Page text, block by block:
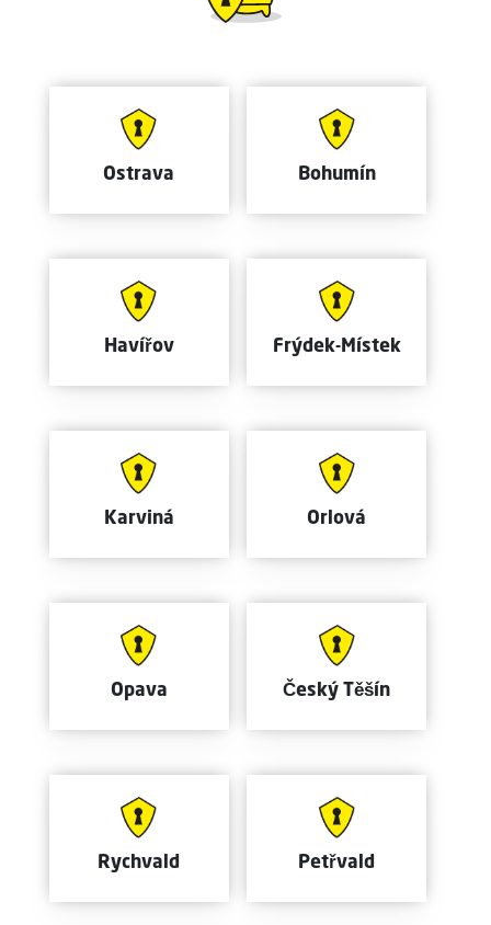
Ostrava Bohumín
Havířov Frýdek-Místek
Karviná Orlová
Opava Český Těšín
Rychvald Petřvald